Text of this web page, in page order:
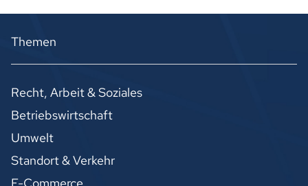
Themen
Recht, Arbeit & Soziales
Betriebswirtschaft
Umwelt
Standort & Verkehr